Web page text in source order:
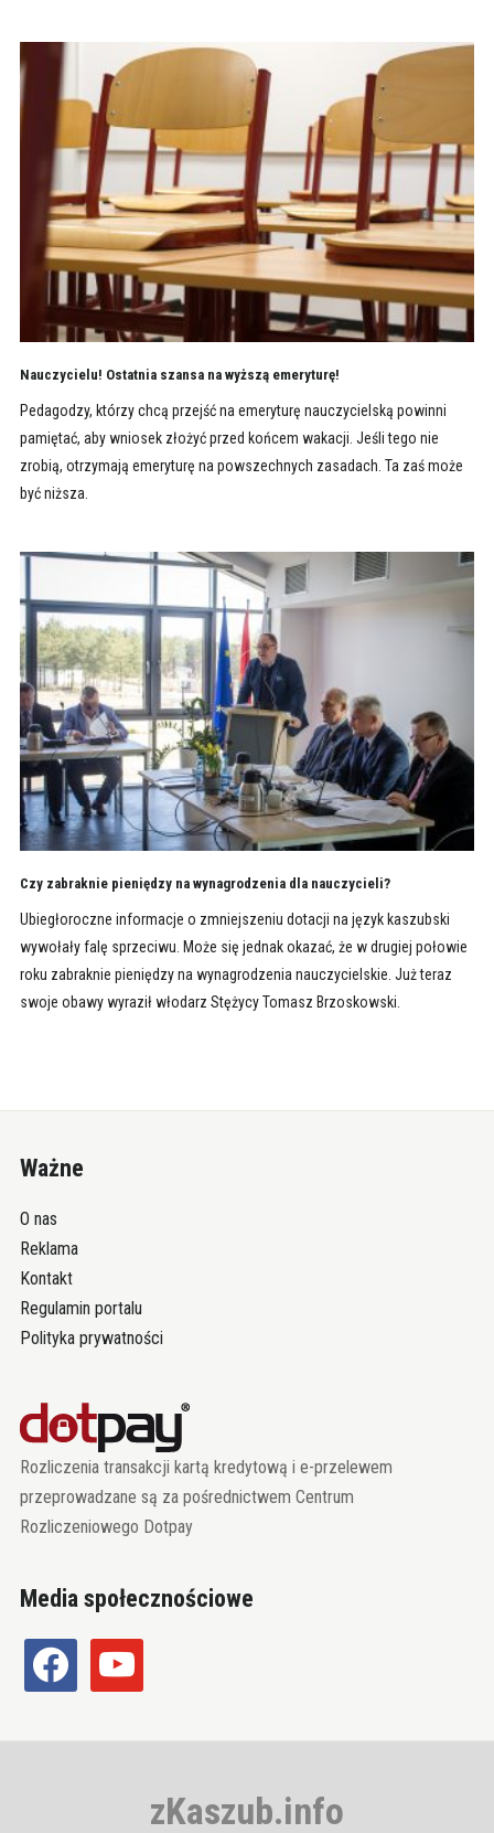
Nauczycielu! Ostatnia szansa na wyższą emeryturę!
Pedagodzy, którzy chcą przejść na emeryturę nauczycielską powinni
pamiętać, aby wniosek złożyć przed końcem wakacji. Jeśli tego nie
zrobią, otrzymają emeryturę na powszechnych zasadach. Ta zaś może
być niższa.
Czy zabraknie pieniędzy na wynagrodzenia dla nauczycieli?
Ubiegłoroczne informacje o zmniejszeniu dotacji na język kaszubski
wywołały falę sprzeciwu. Może się jednak okazać, że w drugiej połowie
roku zabraknie pieniędzy na wynagrodzenia nauczycielskie. Już teraz
swoje obawy wyraził włodarz Stężycy Tomasz Brzoskowski.
Ważne
O nas
Reklama
Kontakt
Regulamin portalu
Polityka prywatności
Rozliczenia transakcji kartą kredytową i e-przelewem
przeprowadzane są za pośrednictwem Centrum
Rozliczeniowego Dotpay
Media społecznościowe
facebook youtube
zKaszub.info